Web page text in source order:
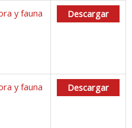
y fauna Descargar
y fauna Descargar